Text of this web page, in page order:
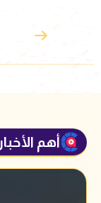
أهم الأخبار